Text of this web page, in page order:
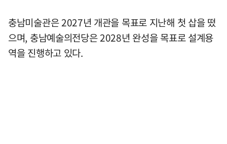
충남미술관은 2027년 개관을 목표로 지난해 첫 삽을 떴
으며, 충남예술의전당은 2028년 완성을 목표로 설계용
역을 진행하고 있다.